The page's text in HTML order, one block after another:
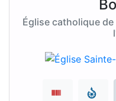
Église catholique